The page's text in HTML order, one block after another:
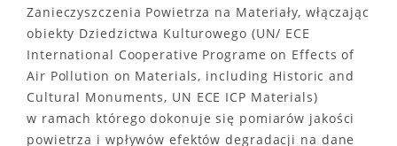
Zanieczyszczenia Powietrza na Materiały, włączając
obiekty Dziedzictwa Kulturowego (UN/ ECE
International Cooperative Programe on Effects of
Air Pollution on Materials, including Historic and
Cultural Monuments, UN ECE ICP Materials)
w ramach którego dokonuje się pomiarów jakości
powietrza i wpływów efektów degradacji na dane